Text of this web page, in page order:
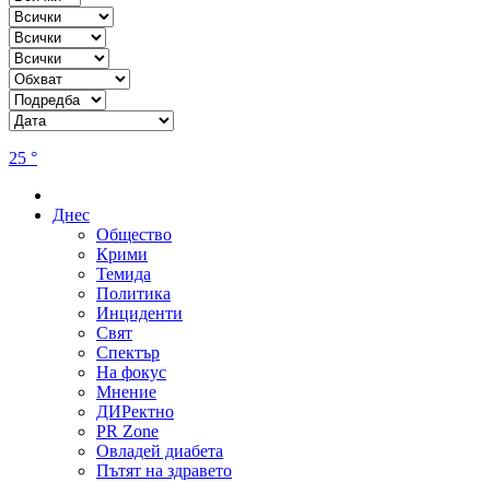
25 °
Днес
Общество
Крими
Темида
Политика
Инциденти
Свят
Спектър
На фокус
Мнение
ДИРектно
PR Zone
Овладей диабета
Пътят на здравето